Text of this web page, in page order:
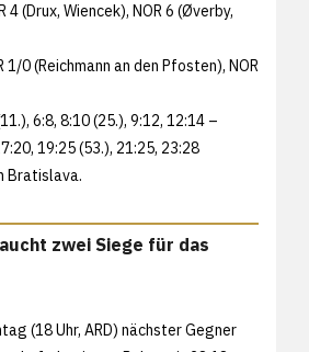
4 (Drux, Wiencek), NOR 6 (Øverby,
1/0 (Reichmann an den Pfosten), NOR
6:8, 8:10 (25.), 9:12, 12:14 –
19:25 (53.), 21:25, 23:28
Bratislava.
zwei Siege für das
(18 Uhr, ARD) nächster Gegner